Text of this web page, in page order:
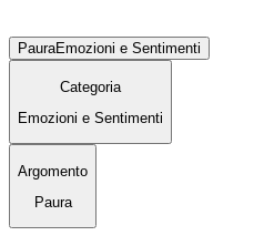
PauraEmozioni e Sentimenti
Categoria
Emozioni e Sentimenti
Argomento
Paura